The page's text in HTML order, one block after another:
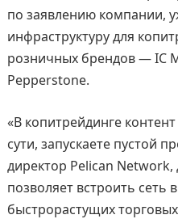
по заявлению компании,
инфраструктуру для
розничных брендов — IC
Pepperstone.
«В копитрейдинге
сути, запускаете пустой
директор Pelican Network,
позволяет встроить сеть
быстрорастущих